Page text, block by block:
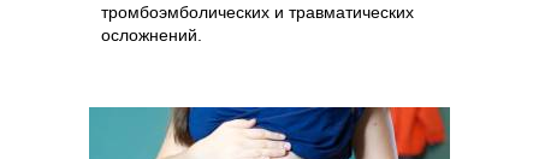
тромбоэмболических и травматических
осложнений.